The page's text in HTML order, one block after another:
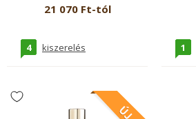
21 070 Ft-tól
4 kiszerelés 1